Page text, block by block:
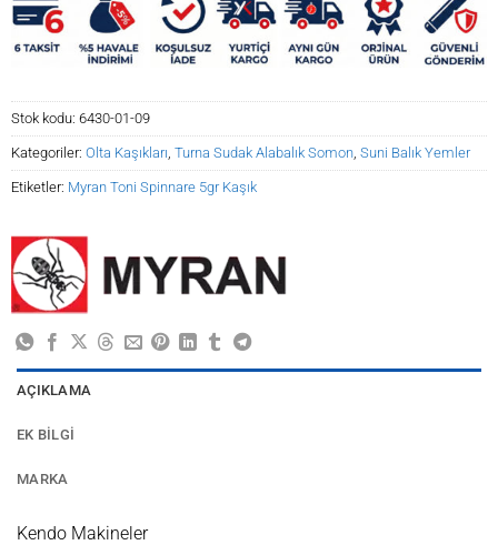
Stok kodu: 6430-01-09
Kategoriler: Olta Kaşıkları Turna Sudak Alabalık Somon Suni Balık Yemler
Etiketler: Myran Toni Spinnare 5gr Kaşık
AÇIKLAMA
EK BILGI
MARKA
Kendo Makineler